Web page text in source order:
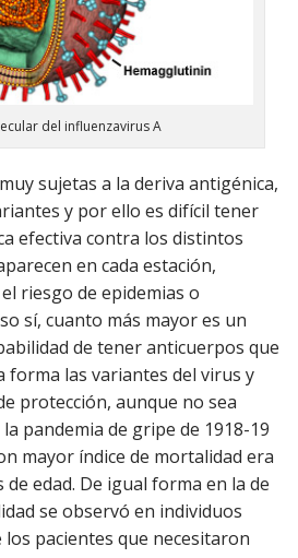
del influenzavirus A
sujetas a la deriva antigénica,
y por ello es difícil tener
efectiva contra los distintos
en cada estación,
riesgo de epidemias o
sí, cuanto más mayor es un
de tener anticuerpos que
forma las variantes del virus y
protección, aunque no sea
pandemia de gripe de 1918-19
mayor índice de mortalidad era
edad. De igual forma en la de
se observó en individuos
los pacientes que necesitaron